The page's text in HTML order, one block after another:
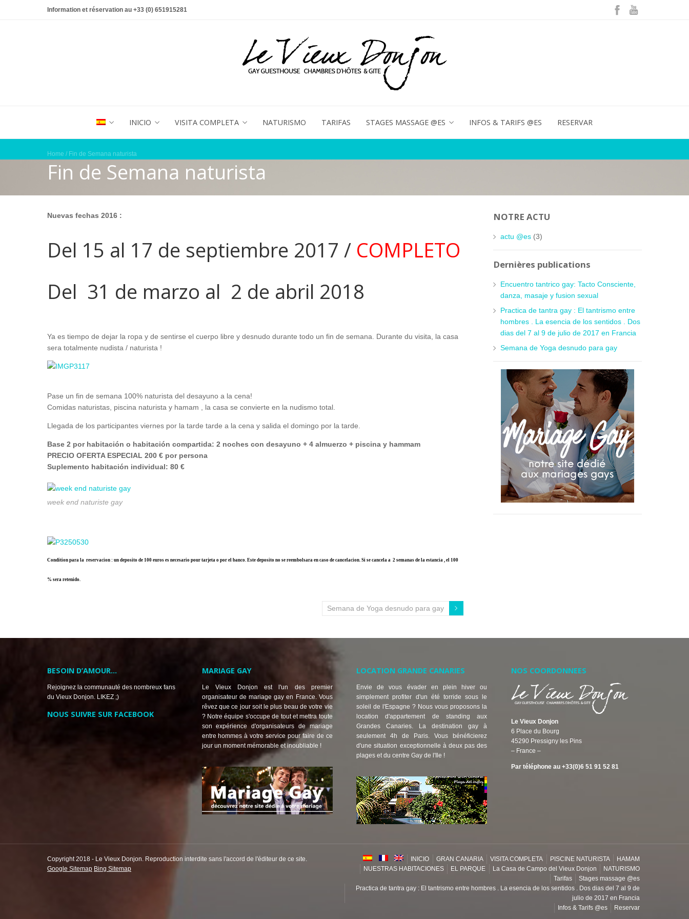
Information et réservation au +33 (0) 651915281
INICIO VISITA COMPLETA NATURISMO TARIFAS STAGES MASSAGE @ES INFOS & TARIFS @ES RESERVAR
Home / Fin de Semana naturista
Fin de Semana naturista
Nuevas fechas 2016 :
Del 15 al 17 de septiembre 2017 / COMPLETO
Del 31 de marzo al 2 de abril 2018
Ya es tiempo de dejar la ropa y de sentirse el cuerpo libre y desnudo durante todo un fin de semana. Durante du visita, la casa
sera totalmente nudista / naturista !
Pase un fin de semana 100% naturista del desayuno a la cena!
Comidas naturistas, piscina naturista y hamam , la casa se ​​convierte en la nudismo total.
Llegada de los participantes viernes por la tarde tarde a la cena y salida el domingo por la tarde.
Base 2 por habitación o habitación compartida: 2 noches con desayuno + 4 almuerzo + piscina y hammam
PRECIO OFERTA ESPECIAL 200 € por persona
Suplemento habitación individual: 80 €
week end naturiste gay
Condition para la reservacion : un deposito de 100 euros es necesario pour tarjeta o por el banco. Este deposito no se reembolsara en caso de cancelacion. Si se cancela a 2 semanas de la estancia , el 100
% sera retenido.
Semana de Yoga desnudo para gay
NOTRE ACTU
actu @es (3)
Dernières publications
Encuentro tantrico gay: Tacto Consciente,
danza, masaje y fusion sexual
Practica de tantra gay : El tantrismo entre
hombres . La esencia de los sentidos . Dos
dias del 7 al 9 de julio de 2017 en Francia
Semana de Yoga desnudo para gay
BESOIN D’AMOUR…
Rejoignez la communauté des nombreux fans
du Vieux Donjon. LIKEZ ;)
NOUS SUIVRE SUR FACEBOOK
MARIAGE GAY
Le Vieux Donjon est l'un des premier
organisateur de mariage gay en France. Vous
rêvez que ce jour soit le plus beau de votre vie
? Notre équipe s'occupe de tout et mettra toute
son expérience d'organisateurs de mariage
entre hommes à votre service pour faire de ce
jour un moment mémorable et inoubliable !
LOCATION GRANDE CANARIES
Envie de vous évader en plein hiver ou
simplement profiter d'un été torride sous le
soleil de l'Espagne ? Nous vous proposons la
location d'appartement de standing aux
Grandes Canaries. La destination gay à
seulement 4h de Paris. Vous bénéficierez
d'une situation exceptionnelle à deux pas des
plages et du centre Gay de l'Ile !
NOS COORDONNEES
Le Vieux Donjon
6 Place du Bourg
45290 Pressigny les Pins
– France –
Par téléphone au +33(0)6 51 91 52 81
INICIO GRAN CANARIA VISITA COMPLETA PISCINE NATURISTA
HAMAM
NUESTRAS HABITACIONES
EL PARQUE La Casa de Campo del Vieux Donjon
NATURISMO
Tarifas
Stages massage @es
Practica de tantra gay : El tantrismo entre hombres . La esencia de los sentidos . Dos dias del 7 al 9 de
julio de 2017 en Francia
Infos & Tarifs @es
Reservar
Copyright 2018 - Le Vieux Donjon. Reproduction interdite sans l'accord de l'éditeur de ce site.
Google Sitemap Bing Sitemap